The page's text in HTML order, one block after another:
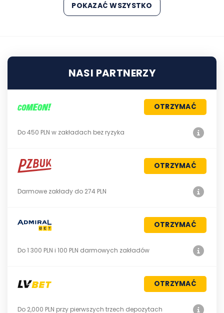
POKAZAĆ WSZYSTKO
NASI PARTNERZY
OTRZYMAĆ
Do 450 PLN w zakładach bez ryzyka
OTRZYMAĆ
Darmowe zakłady do 274 PLN
OTRZYMAĆ
Do 1 300 PLN i 100 PLN darmowych zakładów
OTRZYMAĆ
Do 2,000 PLN przy pierwszych trzech depozytach